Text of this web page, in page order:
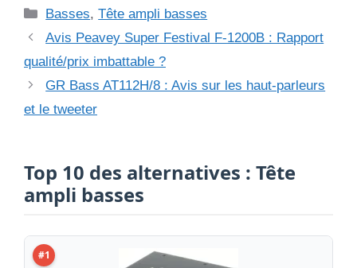
Catégories
Basses,Tête ampli basses
Avis Peavey Super Festival F-1200B : Rapport
qualité/prix imbattable ?
GR Bass AT112H/8 : Avis sur les haut-parleurs
et le tweeter
Top 10 des alternatives : Tête
ampli basses
#1